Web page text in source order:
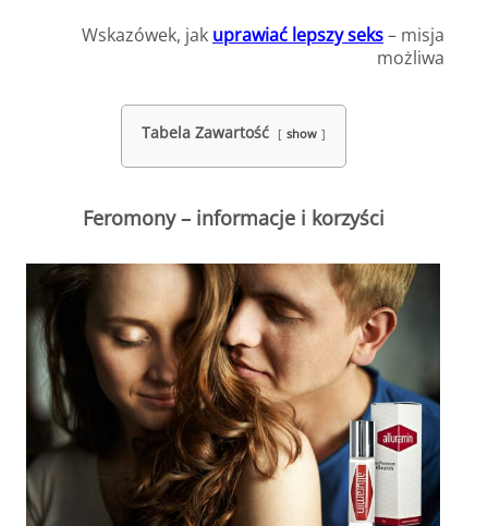
Wskazówek, jak uprawiać lepszy seks– misja
możliwa
Tabela Zawartość show
Feromony – informacje i korzyści